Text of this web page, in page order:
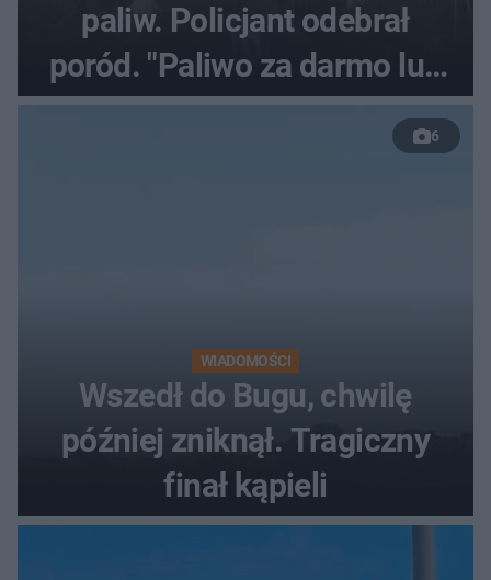
paliw. Policjant odebrał
poród. "Paliwo za darmo lub
50 %!"
6
WIADOMOŚCI
Wszedł do Bugu, chwilę
później zniknął. Tragiczny
finał kąpieli